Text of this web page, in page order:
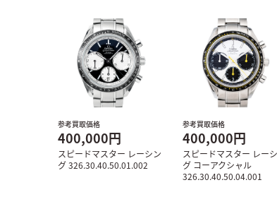
参考買取価格
400,000円
スピードマスター レーシン
グ 326.30.40.50.01.002
参考買取価格
400,000円
スピードマスター レー
グ コーアクシャル
326.30.40.50.04.001